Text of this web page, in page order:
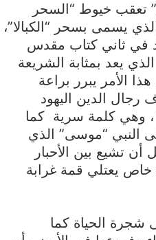
تعقب خيوط “السحر
يسمى بسحر “الكبالا”،
في ثاني كتاب مقدس
الذي يعد بمثابة الشريعة
هذا الأمر يبرر براعة
رجال الدين اليهود
، وهي كلمة سرية كما
النبي “موسى” الذي
أن تشيع بين الأحبار
خاص يعتلي قمة غرابة
شجرة الحياة كما